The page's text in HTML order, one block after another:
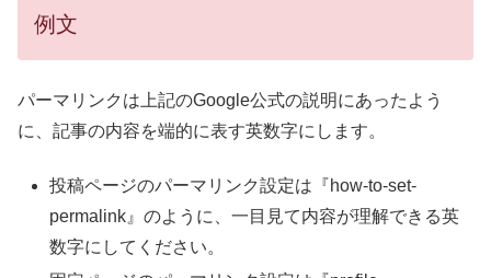
例文
パーマリンクは上記のGoogle公式の説明にあったよう
に、記事の内容を端的に表す英数字にします。
投稿ページのパーマリンク設定は『how-to-set-
permalink』のように、一目見て内容が理解できる英
数字にしてください。